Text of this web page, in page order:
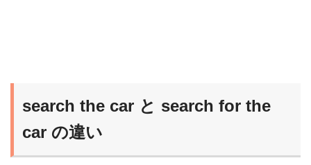
search the car と search for the
car の違い